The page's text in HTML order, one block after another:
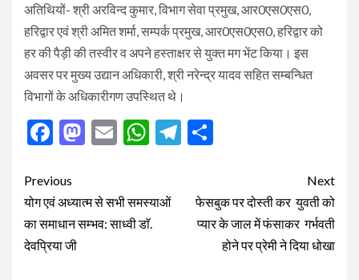
अतिथियों- श्री अरविन्द कुमार, विभाग सेवा प्रमुख, आर0एस0एस0,
हरिद्वार एवं श्री अमित शर्मा, सम्पर्क प्रमुख, आर0एस0एस0, हरिद्वार को
हर की पैड़ी की तस्वीर व अपने हस्ताक्षर से युक्त मग भेंट किया। इस
अवसर पर मुख्य उद्यान अधिकारी, श्री नरेन्द्र यादव सहित सम्बन्धित
विभागों के अधिकारीगण उपस्थित थे।
Facebook
Mastodon
EmailWhatsApp
Telegram
Post
navigation
Previous
योग एवं अध्यात्म से सभी समस्याओं
का समाधान सम्भव: साध्वी डाॅ.
देवप्रिया जी
Next
फेसबुक पर दोस्ती कर युवती को
प्यार के जाल में फंसाकर गर्भवती
होने पर प्रेमी ने दिया धोखा